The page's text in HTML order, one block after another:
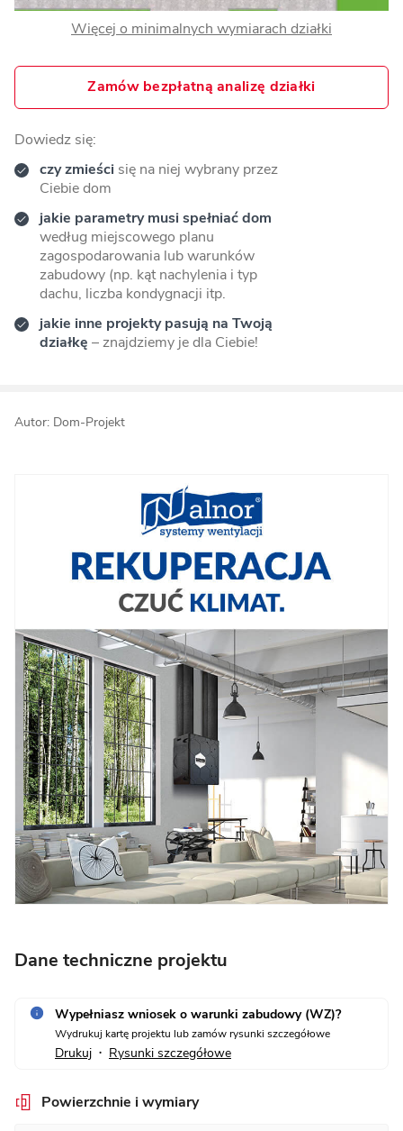
Więcej o minimalnych wymiarach działki
Zamów bezpłatną analizę działki
Dowiedz się:
czy zmieści się na niej wybrany przez
Ciebie dom
jakie parametry musi spełniać dom
według miejscowego planu
zagospodarowania lub warunków
zabudowy (np. kąt nachylenia i typ
dachu, liczba kondygnacji itp.
jakie inne projekty pasują na Twoją
działkę – znajdziemy je dla Ciebie!
Autor: Dom-Projekt
Dane techniczne projektu
Wypełniasz wniosek o warunki zabudowy (WZ)?
Wydrukuj kartę projektu lub zamów rysunki szczegółowe
Drukuj • Rysunki szczegółowe
Powierzchnie i wymiary